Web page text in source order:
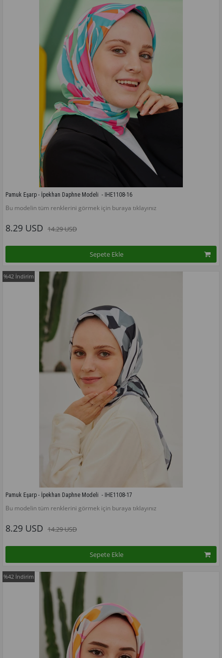
Pamuk Eşarp - İpekhan Daphne Modeli  - IHE1108-16
Bu modelin tüm renklerini görmek için buraya tıklayınız
8.29 USD 14.29 USD
Sepete Ekle
Pamuk Eşarp - İpekhan Daphne Modeli  - IHE1108-17
Bu modelin tüm renklerini görmek için buraya tıklayınız
8.29 USD 14.29 USD
Sepete Ekle
%42 İndirim
%42 İndirim